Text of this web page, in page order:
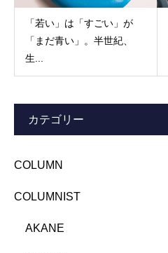
「若い」は「すごい」が
「まだ青い」。半世紀、
生...
カテゴリー
COLUMN
COLUMNIST
AKANE